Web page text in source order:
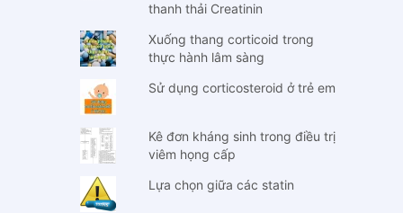
thanh thải Creatinin
Xuống thang corticoid trong
thực hành lâm sàng
Sử dụng corticosteroid ở trẻ em
Kê đơn kháng sinh trong điều trị
viêm họng cấp
Lựa chọn giữa các statin